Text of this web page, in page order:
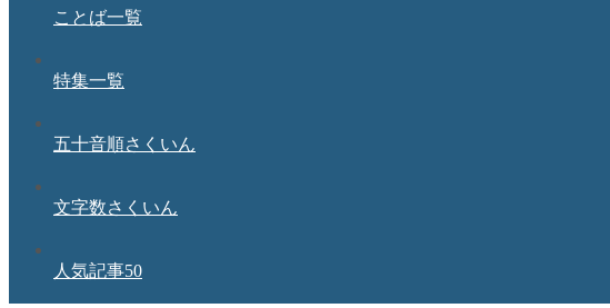
ことば一覧
特集一覧
五十音順さくいん
文字数さくいん
人気記事50